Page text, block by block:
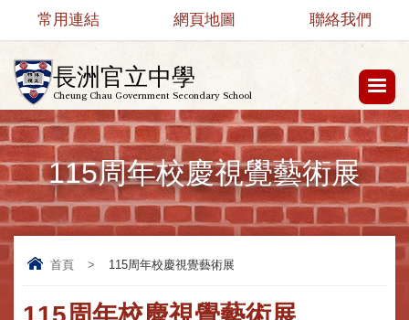
長洲官立中學
Cheung Chau Government Secondary School
常用連結 網頁地圖 聯絡我們
115周年校慶視覺藝術展
首頁 > 115周年校慶視覺藝術展